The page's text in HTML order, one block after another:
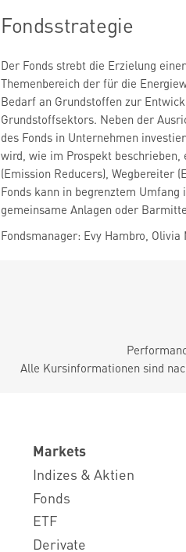
Fondsstrategie
Der Fonds strebt die Erzielung
Themenbereich der für die
Bedarf an Grundstoffen zur
Grundstoffsektors. Neben der
des Fonds in Unternehmen
wird, wie im Prospekt
(Emission Reducers), Wegbereiter
Fonds kann in begrenztem
gemeinsame Anlagen oder
Fondsmanager: Evy Hambro,
Alle Kursinformationen sind
Markets
Indizes & Aktien
Fonds
ETF
Derivate